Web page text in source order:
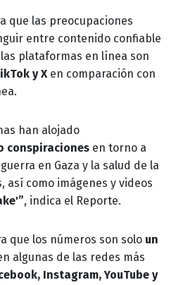
que las preocupaciones
entre contenido confiable
plataformas en línea son
y X en comparación con
han alojado
conspiraciones en torno a
en Gaza y la salud de la
así como imágenes y videos
, indica el Reporte.
que los números son solo un
algunas de las redes más
Instagram, YouTube y